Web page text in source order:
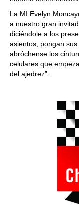
La MI Evelyn
a nuestro gran
diciéndole a los
asientos, pongan
abróchense los
celulares que
del ajedrez”.